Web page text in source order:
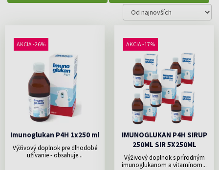
AKCIA -26%
Imunoglukan P4H 1x250 ml
Výživový doplnok pre dlhodobé
užívanie - obsahuje...
AKCIA -17%
IMUNOGLUKAN P4H SIRUP
250ML SIR 5X250ML
Výživový doplnok s prírodným
imunoglukanom a vitamínom...